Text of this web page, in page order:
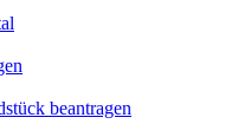
beantragen